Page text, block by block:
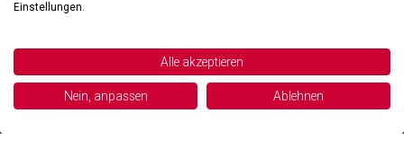
Powered and managed by
Einstellungen.
Alle akzeptieren
Nein, anpassen Ablehnen